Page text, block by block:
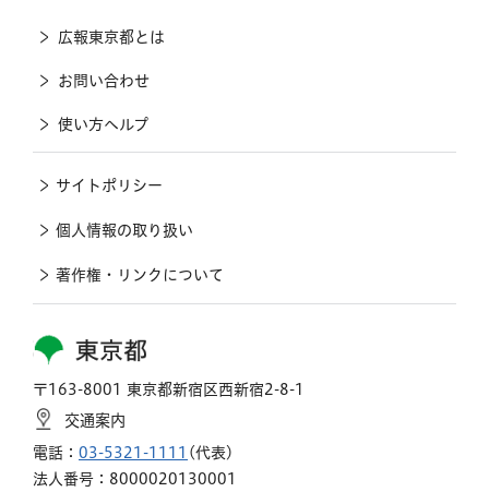
東京都
〒163-8001 東京都新宿区西新宿2-8-1
交通案内
電話： 03-5321-1111 (代表)
法人番号：8000020130001
広報東京都とは
お問い合わせ
使い方ヘルプ
サイトポリシー
個人情報の取り扱い
著作権・リンクについて